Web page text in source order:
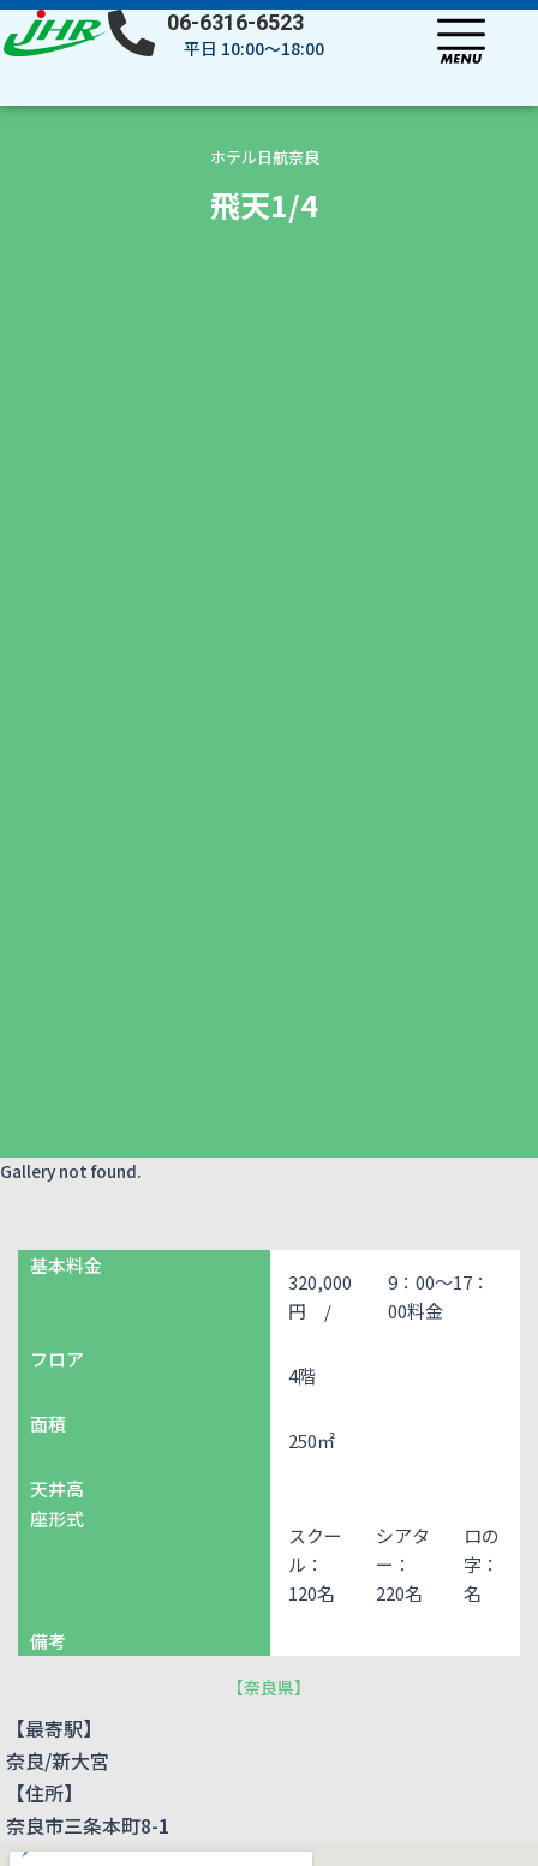
内
容
キ
06-6316-6523
平日 10:00～18:00
ホテル日航奈良
飛天1/4
Gallery not found.
基本料金
320,000
円 /
9：00～17：
00料金
フロア
4階
面積
250㎡
天井高
座形式
スクー
ル：
120名
シアタ
ー：
220名
ロの
字：
名
備考
【奈良県】
【最寄駅】
奈良/新大宮
【住所】
奈良市三条本町8-1